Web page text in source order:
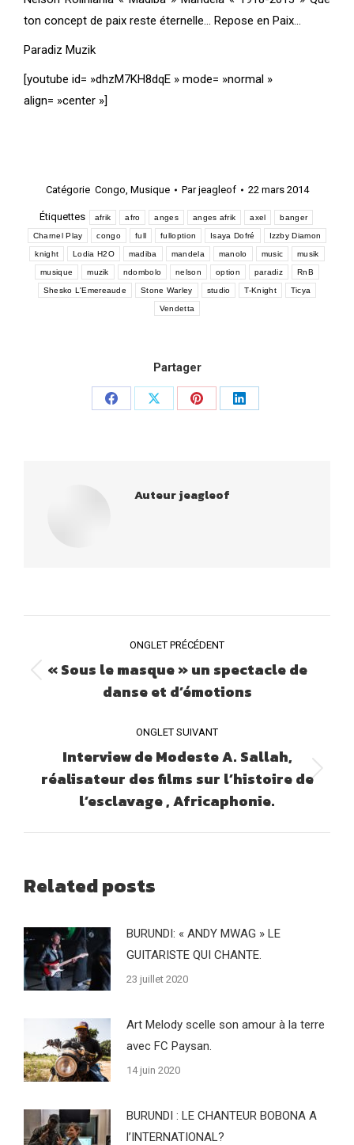
ton concept de paix reste éternelle… Repose en Paix…
Paradiz Muzik
[youtube id= »dhzM7KH8dqE » mode= »normal »
align= »center »]
Catégorie Congo, Musique Parjeagleof 22 mars 2014
Étiquettes afrik afro anges anges afrik axel banger
Charnel Play congo full fulloption Isaya Dofré Izzby Diamon
knight Lodia H2O madiba mandela manolo music musik
musique muzik ndombolo nelson option paradiz RnB
Shesko L'Emereaude Stone Warley studio T-Knight Ticya
Vendetta
Partager
Share
Share
Share
Share
Auteurjeagleof
NAVIGATION
DE
COMMENTAIRE
ONGLET PRÉCÉDENT
Onglet
précédent
« Sous le masque » un spectacle de
danse et d’émotions
ONGLET SUIVANT
Onglet
suivant
Interview de Modeste A. Sallah,
réalisateur des films sur l’histoire de
l’esclavage , Africaphonie.
Related posts
BURUNDI: « ANDY MWAG » LE
GUITARISTE QUI CHANTE.
23 juillet 2020
Art Melody scelle son amour à la terre
avec FC Paysan.
14 juin 2020
BURUNDI : LE CHANTEUR BOBONA A
l’INTERNATIONAL?